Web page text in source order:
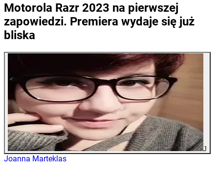
Motorola Razr 2023 na pierwszej
zapowiedzi. Premiera wydaje się już
bliska
J
Joanna Marteklas